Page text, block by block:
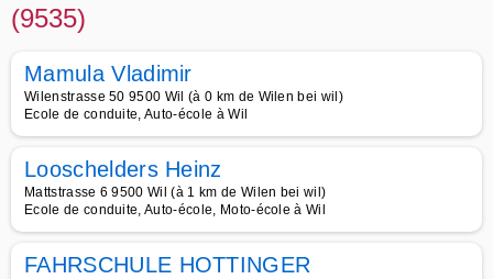
(9535)
Mamula Vladimir
Wilenstrasse 50 9500 Wil (à 0 km de Wilen bei wil)
Ecole de conduite, Auto-école à Wil
Looschelders Heinz
Mattstrasse 6 9500 Wil (à 1 km de Wilen bei wil)
Ecole de conduite, Auto-école, Moto-école à Wil
FAHRSCHULE HOTTINGER